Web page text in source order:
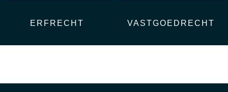
ERFRECHT VASTGOEDRECHT